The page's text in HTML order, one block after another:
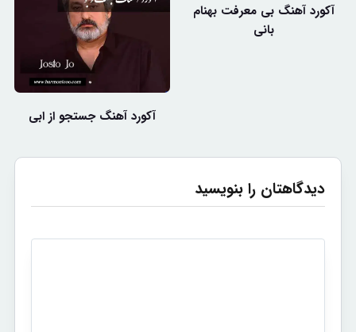
آکورد آهنگ بی معرفت بهنام
بانی
آکورد آهنگ جستجو از ابی
دیدگاهتان را بنویسید